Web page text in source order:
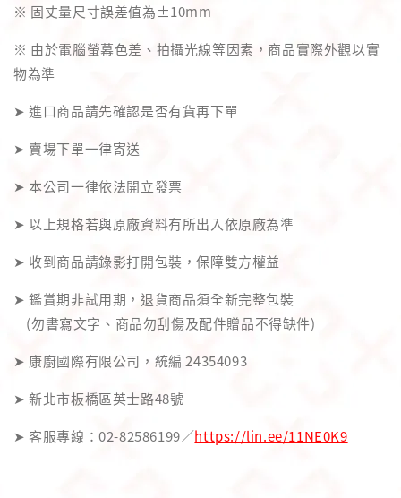
※ 固丈量尺寸誤差值為±10mm
※ 由於電腦螢幕色差、拍攝光線等因素，商品實際外觀以實
物為準
➤ 進口商品請先確認是否有貨再下單
➤ 賣場下單一律寄送
➤ 本公司一律依法開立發票
➤ 以上規格若與原廠資料有所出入依原廠為準
➤ 收到商品請錄影打開包裝，保障雙方權益
➤ 鑑賞期非試用期，退貨商品須全新完整包裝
(勿書寫文字、商品勿刮傷及配件贈品不得缺件)
➤ 康廚國際有限公司，統編 24354093
➤ 新北市板橋區英士路48號
➤ 客服專線：02-82586199／https://lin.ee/11NE0K9